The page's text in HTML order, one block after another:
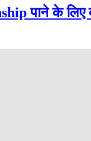
पाने के लिए